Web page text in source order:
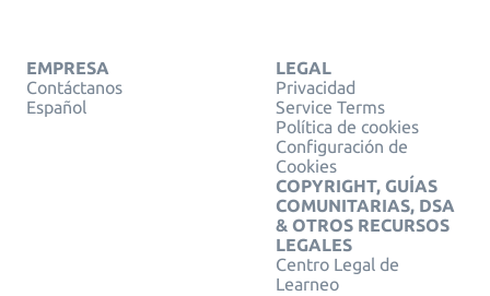
EMPRESA
Contáctanos
Español
LEGAL
Privacidad
Service Terms
Política de cookies
Configuración de
Cookies
COPYRIGHT, GUÍAS
COMUNITARIAS, DSA
& OTROS RECURSOS
LEGALES
Centro Legal de
Learneo